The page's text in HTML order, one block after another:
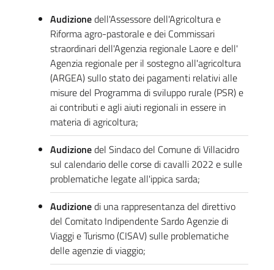
Audizionedell'Assessore dell'Agricoltura e
Riforma agro-pastorale e dei Commissari
straordinari dell'Agenzia regionale Laore e dell'
Agenzia regionale per il sostegno all'agricoltura
(ARGEA) sullo stato dei pagamenti relativi alle
misure del Programma di sviluppo rurale (PSR) e
ai contributi e agli aiuti regionali in essere in
materia di agricoltura;
Audizionedel Sindaco del Comune di Villacidro
sul calendario delle corse di cavalli 2022 e sulle
problematiche legate all'ippica sarda;
Audizionedi una rappresentanza del direttivo
del Comitato Indipendente Sardo Agenzie di
Viaggi e Turismo (CISAV) sulle problematiche
delle agenzie di viaggio;